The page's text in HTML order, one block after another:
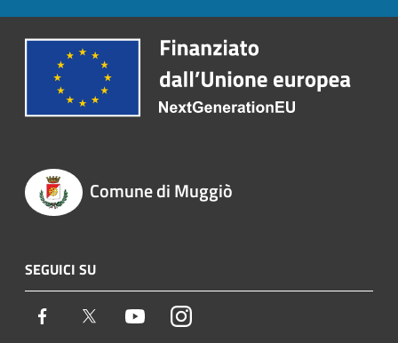
Comune di Muggiò
SEGUICI SU
Facebook Twitter YoutubeInstagram